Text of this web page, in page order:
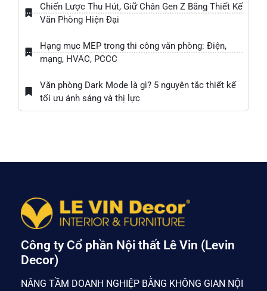
Chiến Lược Thu Hút, Giữ Chân Gen Z Bằng Thiết Kế
Văn Phòng Hiện Đại
Hạng mục MEP trong thi công văn phòng: Điện,
mạng, HVAC, PCCC
Văn phòng Dark Mode là gì? 5 nguyên tắc thiết kế
tối ưu ánh sáng và thị lực
Công ty Cổ phần Nội thất Lê Vin (Levin
Decor)
NÂNG TẦM DOANH NGHIỆP BẰNG KHÔNG GIAN NỘI